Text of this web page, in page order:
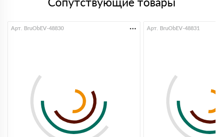
Арт. BruObEV-48830 Арт. BruObEV-48831